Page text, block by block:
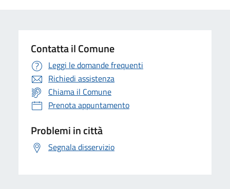
Contatta il Comune
Leggi le domande frequenti
Richiedi assistenza
Chiama il Comune
Prenota appuntamento
Problemi in città
Segnala disservizio